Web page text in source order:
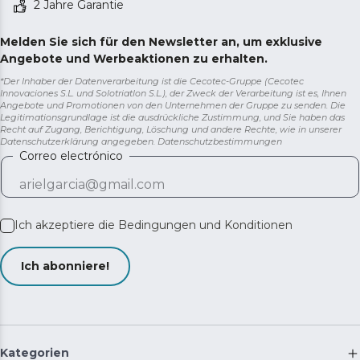
jeden Anlass perfekt gestylt ist. Zudem ist ein
elegantes Lederetui mit einer Trennwand im Inneren
2 Jahre Garantie
Melden Sie sich für den Newsletter an, um exklusive
Angebote und Werbeaktionen zu erhalten.
*Der Inhaber der Datenverarbeitung ist die Cecotec-Gruppe (Cecotec
Innovaciones S.L. und Solotriatlon S.L.), der Zweck der Verarbeitung ist es, Ihnen
Angebote und Promotionen von den Unternehmen der Gruppe zu senden. Die
Legitimationsgrundlage ist die ausdrückliche Zustimmung, und Sie haben das
Recht auf Zugang, Berichtigung, Löschung und andere Rechte, wie in unserer
Datenschutzerklärung angegeben. Datenschutzbestimmungen
Correo electrónico
Ich akzeptiere die Bedingungen und Konditionen
Ich abonniere!
Kategorien